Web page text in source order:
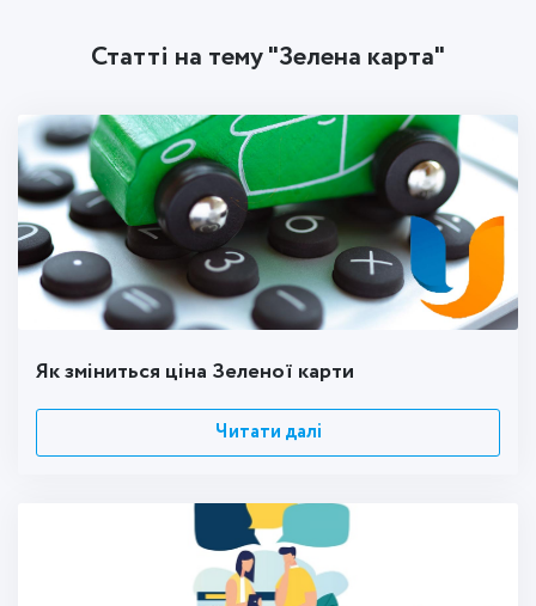
Статті на тему "Зелена карта"
Як зміниться ціна Зеленої карти
Читати далі